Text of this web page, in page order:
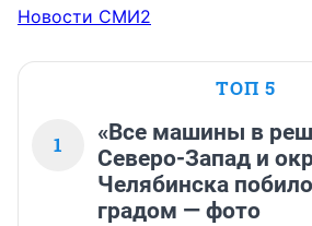
Новости СМИ2
ТОП 5
1
«Все машины в
Северо-Запад и
Челябинска
градом — фото